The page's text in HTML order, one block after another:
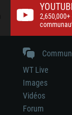
WT Live
Images
Vidéos
Forum